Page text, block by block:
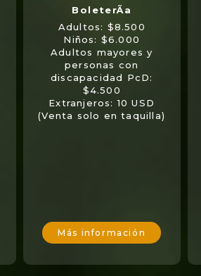
Adultos: $8.500
Niños: $6.000
Adultos mayores y
personas con
discapacidad PcD:
$4.500
Extranjeros: 10 USD
(Venta solo en taquilla)
Más información